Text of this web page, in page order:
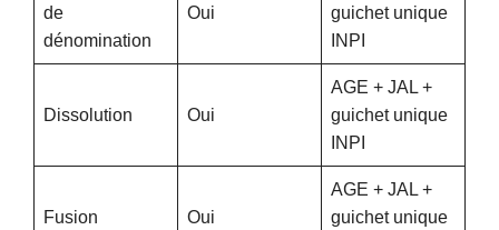
de
dénomination
Oui
guichet unique
INPI
Dissolution Oui
AGE + JAL +
guichet unique
INPI
Fusion Oui
AGE + JAL +
guichet unique